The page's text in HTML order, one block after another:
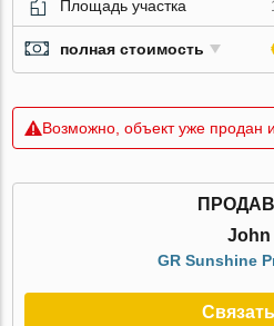
Площадь участка
полная стоимость
Возможно, объект уже продан
John
GR Sunshine